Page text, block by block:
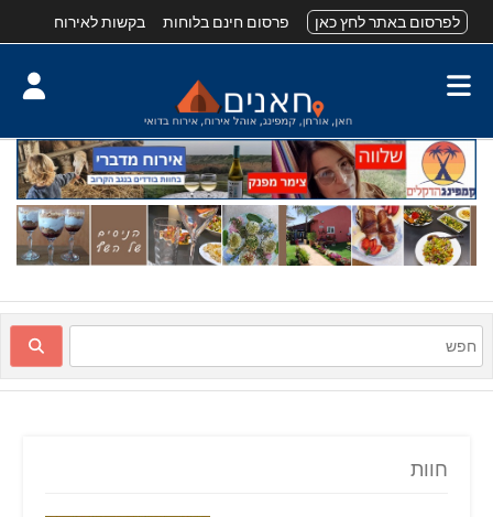
לפרסום באתר לחץ כאן פרסום חינם בלוחות בקשות לאירוח
חוות